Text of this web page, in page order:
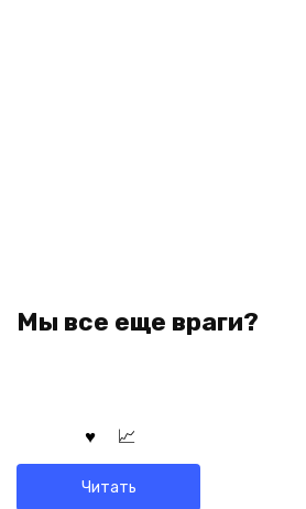
Мы все еще враги?
Читать